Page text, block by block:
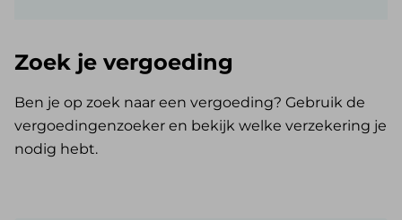
Zoek je vergoeding
Ben je op zoek naar een vergoeding? Gebruik de
vergoedingenzoeker en bekijk welke verzekering je
nodig hebt.